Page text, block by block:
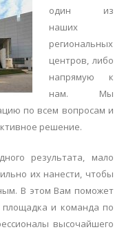
один из
наших
региональных
центров, либо
напрямую к
нам. Мы
по всем вопросам и
решение.
результата, мало
их нанести, чтобы
В этом Вам поможет
площадка и команда по
высочайшего